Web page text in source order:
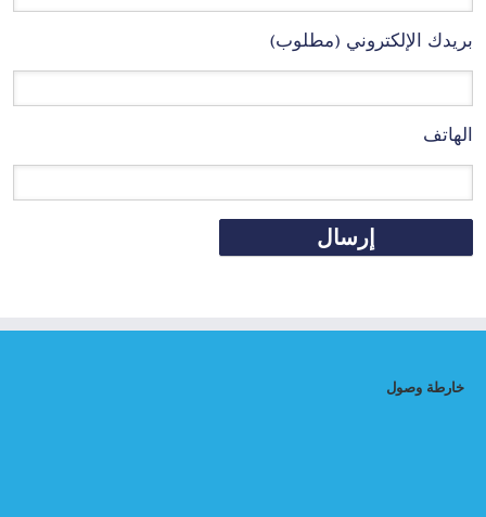
بريدك الإلكتروني (مطلوب)
الهاتف
خارطة وصول